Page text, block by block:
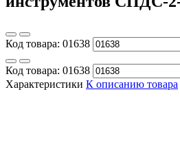
Код товара: 01638
Код товара: 01638
Характеристики К описанию товара